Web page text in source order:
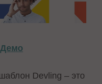
Демо
Devling – это